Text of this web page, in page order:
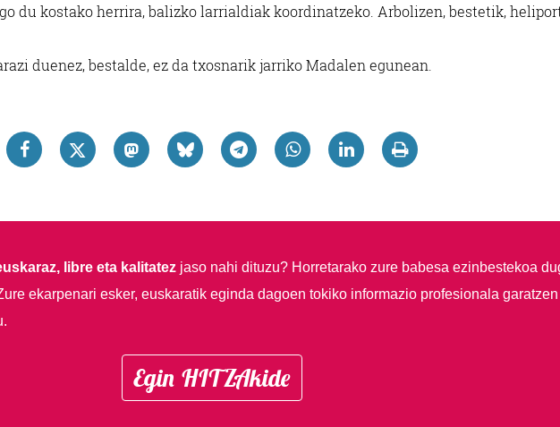
du kostako herrira, balizko larrialdiak koordinatzeko. Arbolizen, bestetik,
duenez, bestalde, ez da txosnarik jarriko Madalen egunean.
libre eta kalitatezjaso nahi dituzu? Horretarako zure babesa ezinbestekoa
ekarpenari esker, euskaratik eginda dagoen tokiko informazio profesionala garatzen
Egin HITZAkide